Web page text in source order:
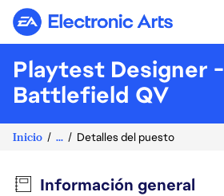
Electronic Arts
Playtest Designer -
Battlefield QV
Inicio ... Detalles del puesto
Información general